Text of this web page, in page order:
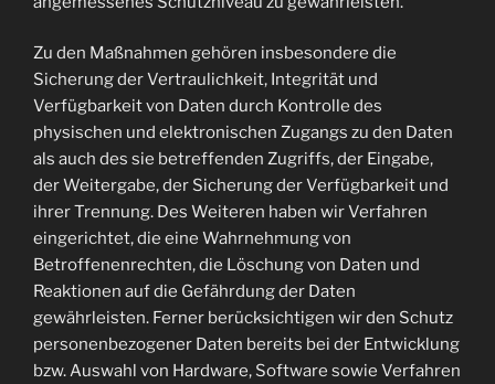
Zu den Maßnahmen gehören insbesondere die
Sicherung der Vertraulichkeit, Integrität und
Verfügbarkeit von Daten durch Kontrolle des
physischen und elektronischen Zugangs zu den Daten
als auch des sie betreffenden Zugriffs, der Eingabe,
der Weitergabe, der Sicherung der Verfügbarkeit und
ihrer Trennung. Des Weiteren haben wir Verfahren
eingerichtet, die eine Wahrnehmung von
Betroffenenrechten, die Löschung von Daten und
Reaktionen auf die Gefährdung der Daten
gewährleisten. Ferner berücksichtigen wir den Schutz
personenbezogener Daten bereits bei der Entwicklung
bzw. Auswahl von Hardware, Software sowie Verfahren